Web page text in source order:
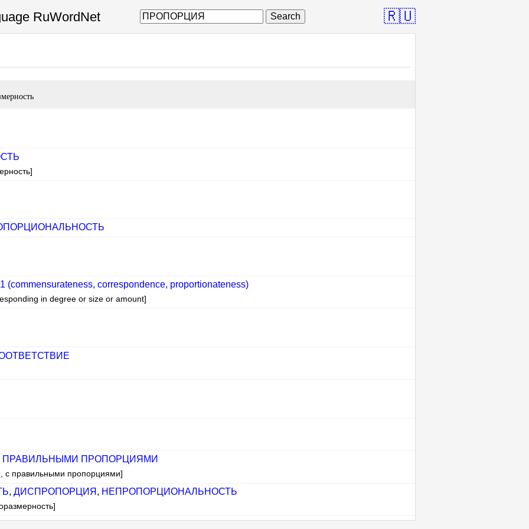
RuWordNet Search 🇷🇺
(commensurateness, correspondence, proportionateness)
in degree or size or amount]
ПРАВИЛЬНЫМИ ПРОПОРЦИЯМИ
с правильными пропорциями]
, ДИСПРОПОРЦИЯ , НЕПРОПОРЦИОНАЛЬНОСТЬ